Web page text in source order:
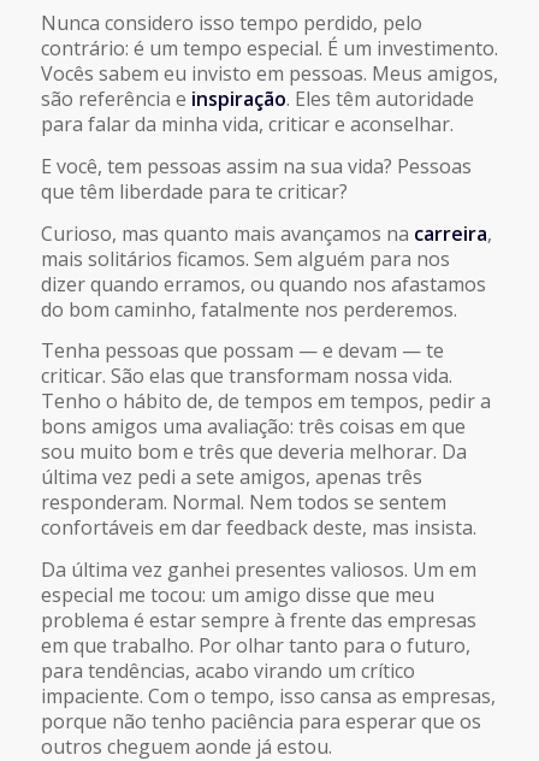
Nunca considero isso tempo perdido, pelo
contrário: é um tempo especial. É um investimento.
Vocês sabem eu invisto em pessoas. Meus amigos,
são referência e inspiração. Eles têm autoridade
para falar da minha vida, criticar e aconselhar.
E você, tem pessoas assim na sua vida? Pessoas
que têm liberdade para te criticar?
Curioso, mas quanto mais avançamos na carreira,
mais solitários ficamos. Sem alguém para nos
dizer quando erramos, ou quando nos afastamos
do bom caminho, fatalmente nos perderemos.
Tenha pessoas que possam — e devam — te
criticar. São elas que transformam nossa vida.
Tenho o hábito de, de tempos em tempos, pedir a
bons amigos uma avaliação: três coisas em que
sou muito bom e três que deveria melhorar. Da
última vez pedi a sete amigos, apenas três
responderam. Normal. Nem todos se sentem
confortáveis em dar feedback deste, mas insista.
Da última vez ganhei presentes valiosos. Um em
especial me tocou: um amigo disse que meu
problema é estar sempre à frente das empresas
em que trabalho. Por olhar tanto para o futuro,
para tendências, acabo virando um crítico
impaciente. Com o tempo, isso cansa as empresas,
porque não tenho paciência para esperar que os
outros cheguem aonde já estou.